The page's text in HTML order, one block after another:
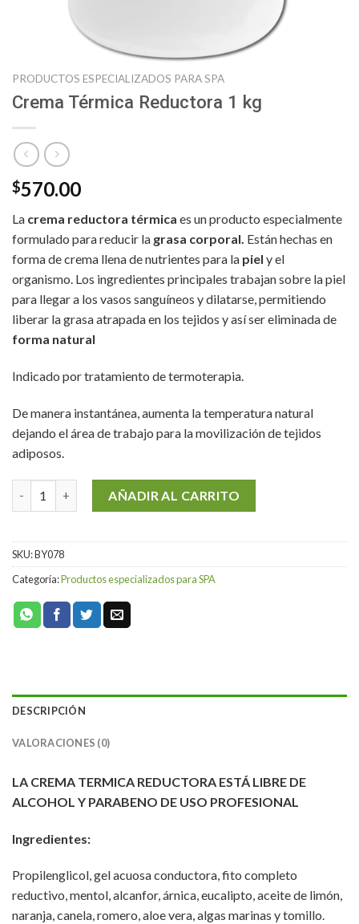
PRODUCTOS ESPECIALIZADOS PARA SPA
Crema Térmica Reductora 1 kg
$570.00
La crema reductora térmica es un producto especialmente
formulado para reducir la grasa corporal. Están hechas en
forma de crema llena de nutrientes para la piel y el
organismo. Los ingredientes principales trabajan sobre la piel
para llegar a los vasos sanguíneos y dilatarse, permitiendo
liberar la grasa atrapada en los tejidos y así ser eliminada de
forma natural
Indicado por tratamiento de termoterapia.
De manera instantánea, aumenta la temperatura natural
dejando el área de trabajo para la movilización de tejidos
adiposos.
Crema Térmica Reductora 1 kg cantidad
AÑADIR AL CARRITO
SKU:BY078
Categoría:Productos especializados para SPA
DESCRIPCIÓN
VALORACIONES (0)
LA CREMA TERMICA REDUCTORA ESTÁ LIBRE DE
ALCOHOL Y PARABENO DE USO PROFESIONAL
Ingredientes:
Propilenglicol, gel acuosa conductora, fito completo
reductivo, mentol, alcanfor, árnica, eucalipto, aceite de limón,
naranja, canela, romero, aloe vera, algas marinas y tomillo.